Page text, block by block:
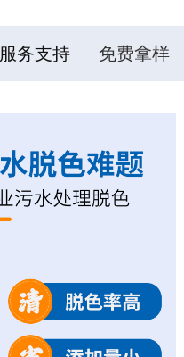
服务支持 免费拿样